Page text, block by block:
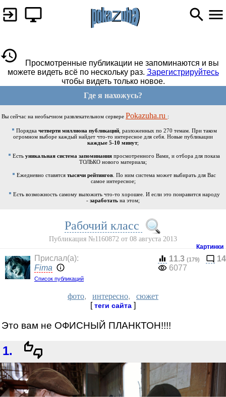
Просмотренные публикации не запоминаются и вы
можете видеть всё по нескольку раз. Зарегистрируйтесь
чтобы видеть только новое.
Где я нахожусь?
Вы сейчас на необычном развлекательном сервере Pokazuha.ru :
Порядка четверти миллиона публикаций, разложенных по 270 темам. При таком
огромном выборе каждый найдет что-то интересное для себя. Новые публикации
каждые 5-10 минут;
Есть уникальная система запоминания просмотренного Вами, и отбора для показа
ТОЛЬКО нового материала;
Ежедневно ставятся тысячи рейтингов . По ним система может выбирать для Вас
самое интересное;
Есть возможность самому выложить что-то хорошее. И если это понравится народу
- заработать на этом;
Рабочий класс
Публикация №1160872 от 08 августа 2013
Картинки
Прислал(a):
Fima
Список публикаций
11.3 (179)
14
6077
фото, интересно, сюжет
[теги сайта ]
Это вам не ОФИСНЫЙ ПЛАНКТОН!!!!
1.